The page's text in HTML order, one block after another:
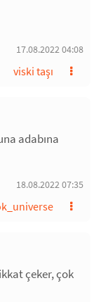
17.08.2022 04:08
viski taşı
adabına
18.08.2022 07:35
çeker, çok